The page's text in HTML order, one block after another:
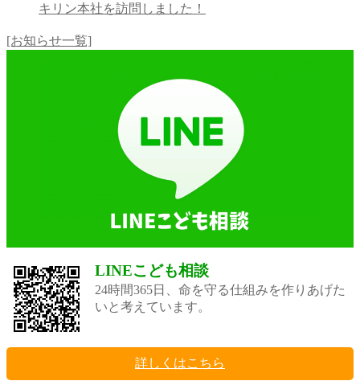
キリン本社を訪問しました！
[お知らせ一覧]
LINEこども相談
24時間365日、命を守る仕組みを作りあげた
いと考えています。
詳しくはこちら